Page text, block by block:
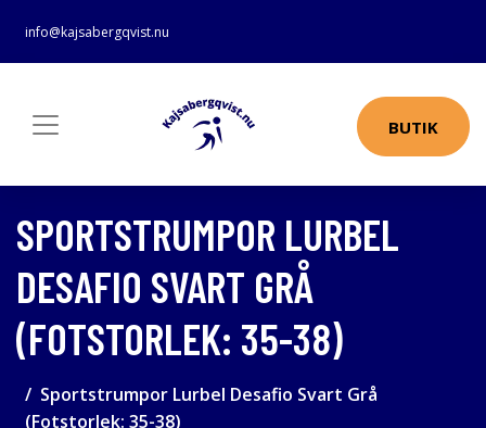
info@kajsabergqvist.nu
BUTIK
SPORTSTRUMPOR LURBEL
DESAFIO SVART GRÅ
(FOTSTORLEK: 35-38)
Sportstrumpor Lurbel Desafio Svart Grå
(Fotstorlek: 35-38)